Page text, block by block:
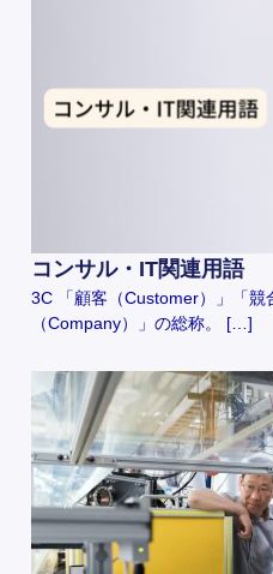
コンサル・IT関連用語
3C 「顧客（Customer）」「競
（Company）」の総称。 […]